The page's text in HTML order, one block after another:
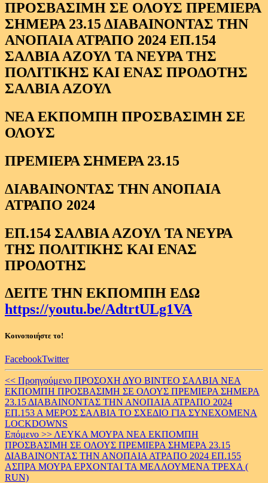
ΣΑΛΒΙΑ ΑΖΟΥΛ
ΝΕΑ ΕΚΠΟΜΠΗ ΠΡΟΣΒΑΣΙΜΗ ΣΕ
ΟΛΟΥΣ
ΠΡΕΜΙΕΡΑ ΣΗΜΕΡΑ 23.15
ΔΙΑΒΑΙΝΟΝΤΑΣ ΤΗΝ ΑΝΟΠΑΙΑ
ΑΤΡΑΠΟ 2024
ΕΠ.154 ΣΑΛΒΙΑ ΑΖΟΥΛ ΤΑ ΝΕΥΡΑ
ΤΗΣ ΠΟΛΙΤΙΚΗΣ ΚΑΙ ΕΝΑΣ
ΠΡΟΔΟΤΗΣ
ΔΕΙΤΕ ΤΗΝ ΕΚΠΟΜΠΗ ΕΔΩ
https://youtu.be/AdtrtULg1VA
Κοινοποιήστε το!
FacebookTwitter
Continue
Reading
<< Προηγούμενο ΠΡΟΣΟΧΗ ΔΥΟ ΒΙΝΤΕΟ ΣΑΛΒΙΑ ΝΕΑ
ΕΚΠΟΜΠΗ ΠΡΟΣΒΑΣΙΜΗ ΣΕ ΟΛΟΥΣ ΠΡΕΜΙΕΡΑ ΣΗΜΕΡΑ
23.15 ΔΙΑΒΑΙΝΟΝΤΑΣ ΤΗΝ ΑΝΟΠΑΙΑ ΑΤΡΑΠΟ 2024
ΕΠ.153 Α ΜΕΡΟΣ ΣΑΛΒΙΑ ΤΟ ΣΧΕΔΙΟ ΓΙΑ ΣΥΝΕΧΟΜΕΝΑ
LOCKDOWNS
Επόμενο >> ΛΕΥΚΑ ΜΟΥΡΑ ΝΕΑ ΕΚΠΟΜΠΗ
ΠΡΟΣΒΑΣΙΜΗ ΣΕ ΟΛΟΥΣ ΠΡΕΜΙΕΡΑ ΣΗΜΕΡΑ 23.15
ΔΙΑΒΑΙΝΟΝΤΑΣ ΤΗΝ ΑΝΟΠΑΙΑ ΑΤΡΑΠΟ 2024 ΕΠ.155
ΑΣΠΡΑ ΜΟΥΡΑ ΕΡΧΟΝΤΑΙ ΤΑ ΜΕΛΛΟΥΜΕΝΑ ΤΡΕΧΑ (
RUN)